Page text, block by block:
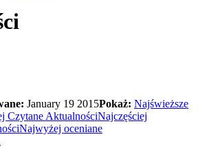
January 19 2015Pokaż: Najświeższe
Czytane AktualnościNajczęściej
Najwyżej oceniane